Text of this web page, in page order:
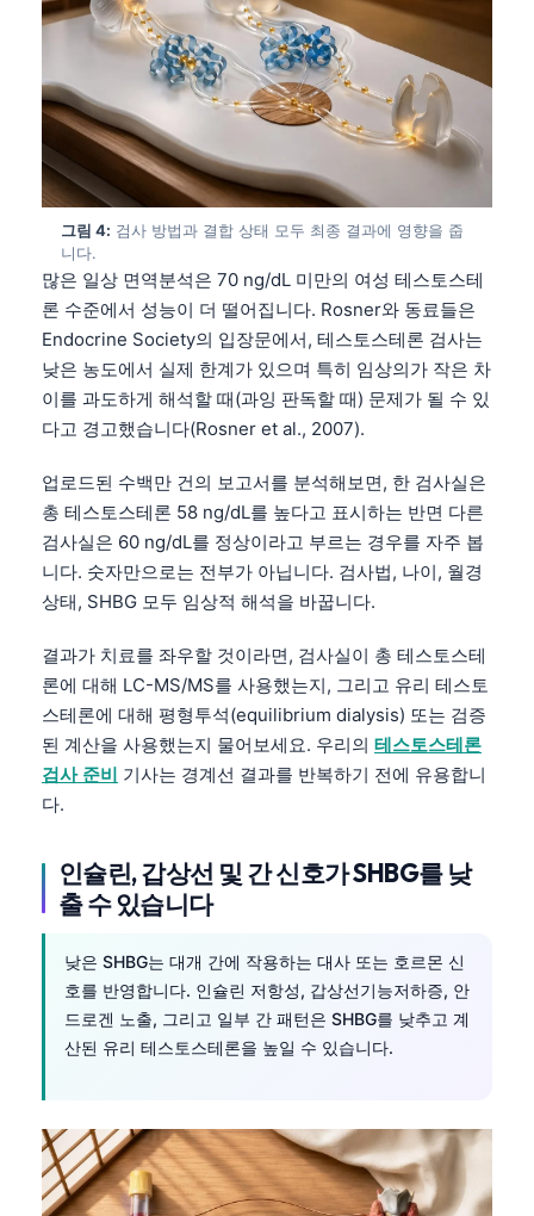
그림 4: 검사 방법과 결합 상태 모두 최종 결과에 영향을 줍
니다.
많은 일상 면역분석은 70 ng/dL 미만의 여성 테스토스테
론 수준에서 성능이 더 떨어집니다. Rosner와 동료들은
Endocrine Society의 입장문에서, 테스토스테론 검사는
낮은 농도에서 실제 한계가 있으며 특히 임상의가 작은 차
이를 과도하게 해석할 때(과잉 판독할 때) 문제가 될 수 있
다고 경고했습니다(Rosner et al., 2007).
업로드된 수백만 건의 보고서를 분석해보면, 한 검사실은
총 테스토스테론 58 ng/dL를 높다고 표시하는 반면 다른
검사실은 60 ng/dL를 정상이라고 부르는 경우를 자주 봅
니다. 숫자만으로는 전부가 아닙니다. 검사법, 나이, 월경
상태, SHBG 모두 임상적 해석을 바꿉니다.
결과가 치료를 좌우할 것이라면, 검사실이 총 테스토스테
론에 대해 LC-MS/MS를 사용했는지, 그리고 유리 테스토
스테론에 대해 평형투석(equilibrium dialysis) 또는 검증
된 계산을 사용했는지 물어보세요. 우리의 테스토스테론
검사 준비 기사는 경계선 결과를 반복하기 전에 유용합니
다.
인슐린, 갑상선 및 간 신호가 SHBG를 낮
출 수 있습니다
낮은 SHBG는 대개 간에 작용하는 대사 또는 호르몬 신
호를 반영합니다. 인슐린 저항성, 갑상선기능저하증, 안
드로겐 노출, 그리고 일부 간 패턴은 SHBG를 낮추고 계
산된 유리 테스토스테론을 높일 수 있습니다.